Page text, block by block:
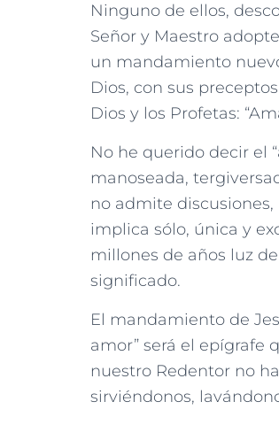
Ninguno de ellos,
Señor y Maestro
un mandamiento
Dios, con sus
Dios y los Profetas:
No he querido decir el
manoseada,
no admite
implica sólo, única y
millones de años luz
significado.
El mandamiento de
amor” será el epígrafe
nuestro Redentor no
sirviéndonos,